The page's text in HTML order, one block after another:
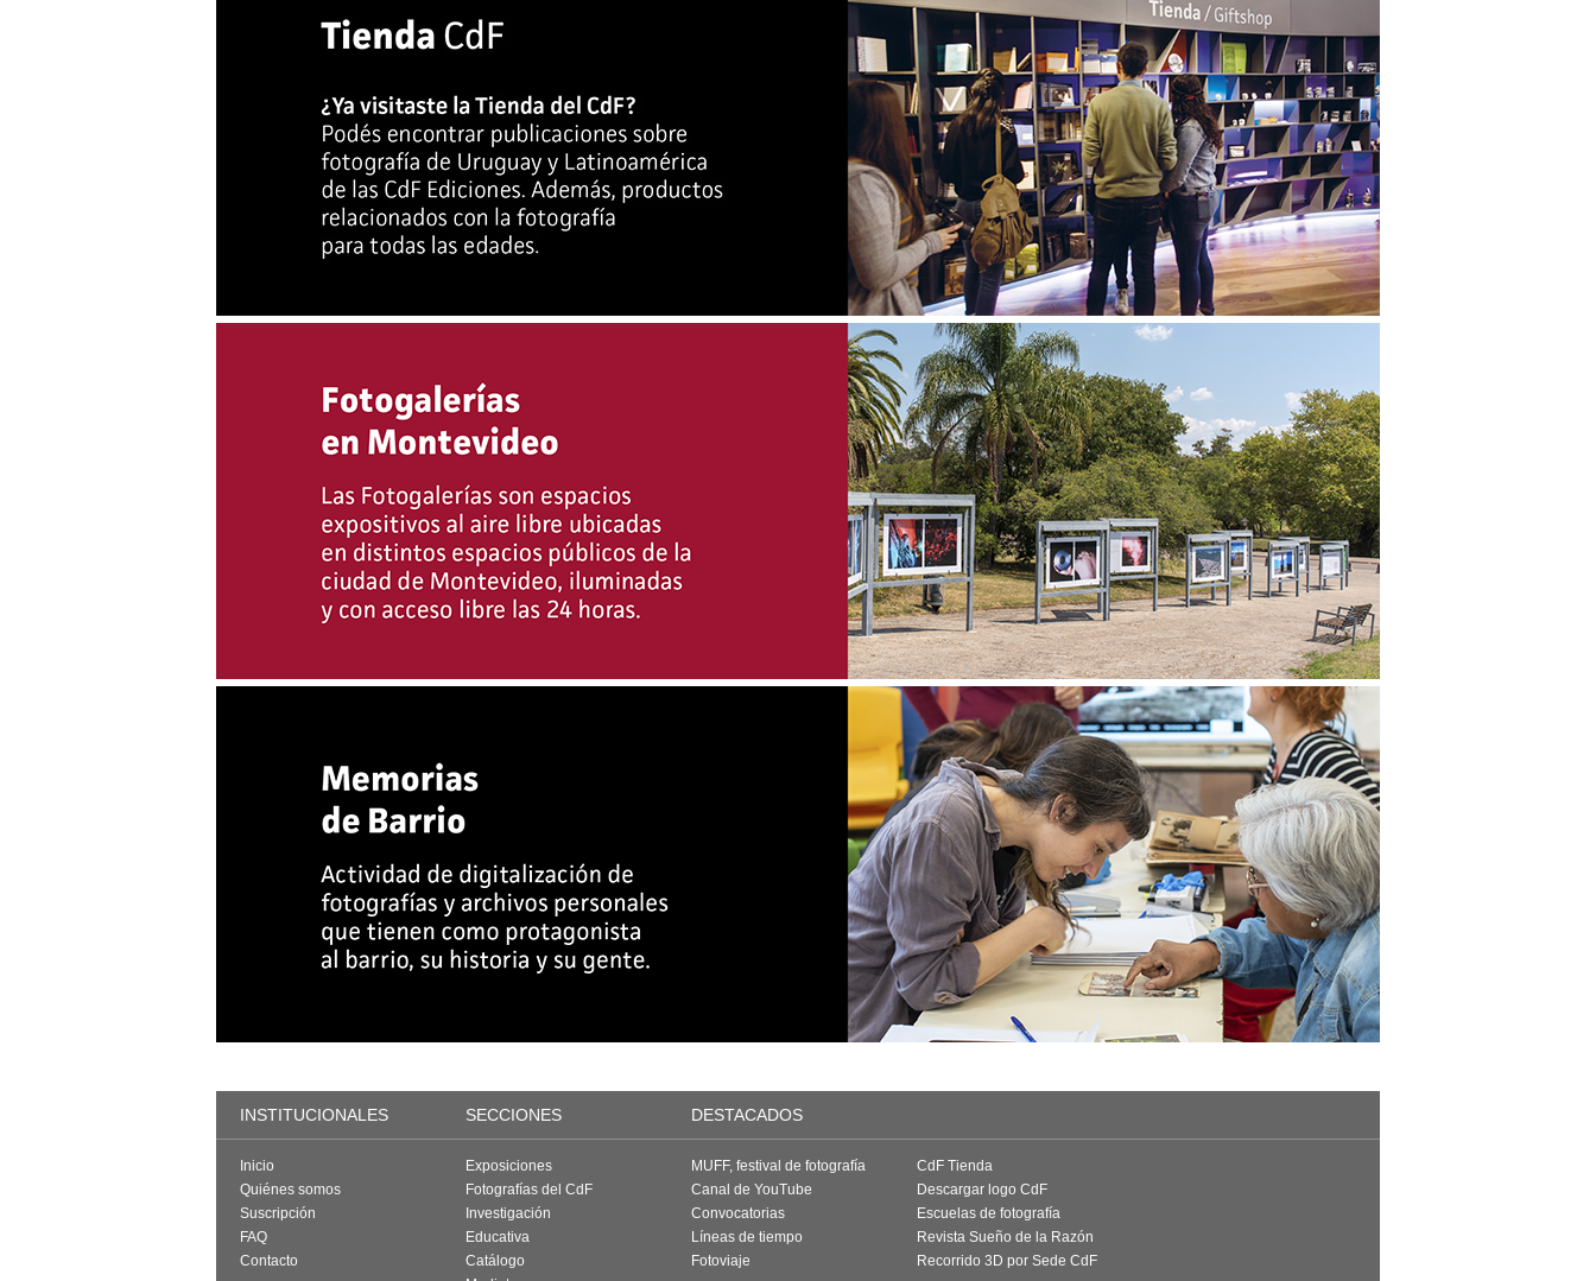
INSTITUCIONALES SECCIONES DESTACADOS
Inicio
Quiénes somos
Suscripción
FAQ
Contacto
Exposiciones
Fotografías del CdF
Investigación
Educativa
Catálogo
MUFF, festival de fotografía
Canal de YouTube
Convocatorias
Líneas de tiempo
Fotoviaje
CdF Tienda
Descargar logo CdF
Escuelas de fotografía
Revista Sueño de la Razón
Recorrido 3D por Sede CdF